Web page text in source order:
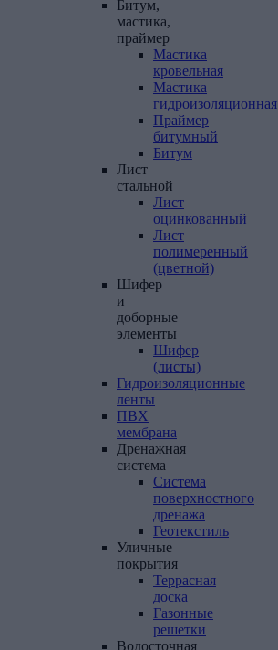
Битум,
мастика,
праймер
Мастика
кровельная
Мастика
гидроизоляционная
Праймер
битумный
Битум
Лист
стальной
Лист
оцинкованный
Лист
полимеренный
(цветной)
Шифер
и
доборные
элементы
Шифер
(листы)
Гидроизоляционные
ленты
ПВХ
мембрана
Дренажная
система
Система
поверхностного
дренажа
Геотекстиль
Уличные
покрытия
Террасная
доска
Газонные
решетки
Водосточная